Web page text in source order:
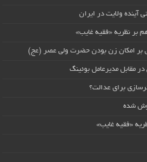
آینده ولایت در ایران
بر نظریه «فقیه غایب»
بر امکان زن بودن حضرت ولی عصر (عج)
در مقابل مدیرعامل بوئینگ
برای عدالت؟
شده
«فقیه غایب»